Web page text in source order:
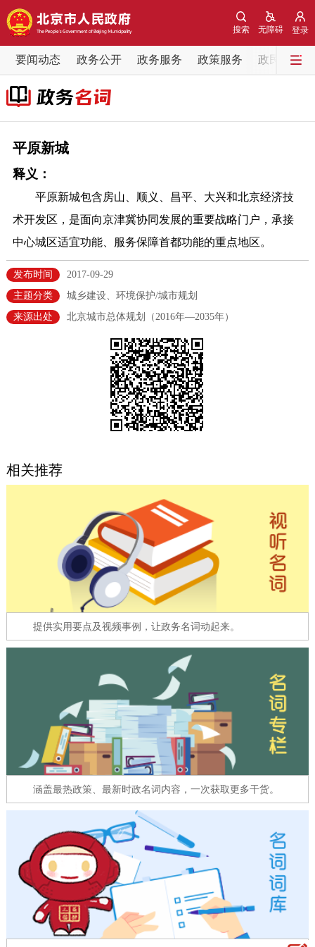
登录
无障碍
搜索
要闻动态 政务公开 政务服务 政策服务 政民互动
要闻动态
党中央精神
各区热点
政务公开
市领导 机构职能 政策服务
政策兑现 政策解读
法人服务
12345网上接诉即办 我要咨询 我要建议
在线访谈
走进北京
十六区概览 人文北京
绿色北京 图说北京 视频北京
多语种
ENGLISH 한국어 日本語
DEUTSCH FRANÇAIS РУССКИЙ ЯЗЫК
ESPAÑOL PORTUGUÊS
ITALIANO
平原新城
释义：
平原新城包含房山、顺义、昌平、大兴和北京经济技
术开发区，是面向京津冀协同发展的重要战略门户，承接
中心城区适宜功能、服务保障首都功能的重点地区。
发布时间
2017-09-29
主题分类
城乡建设、环境保护/城市规划
来源出处
北京城市总体规划（2016年—2035年）
相关推荐
提供实用要点及视频事例，让政务名词动起来。
涵盖最热政策、最新时政名词内容，一次获取更多干货。